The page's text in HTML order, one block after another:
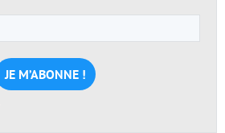
e-
mail
*